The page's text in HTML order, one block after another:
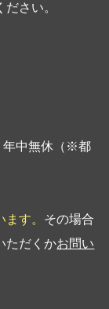
さい。
年中無休（※都
す。 その場合
ただくかお問い